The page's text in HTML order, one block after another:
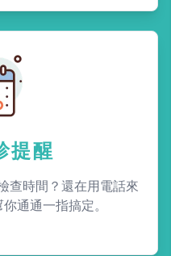
提醒
查時間？還在用電話來
通通一指搞定。